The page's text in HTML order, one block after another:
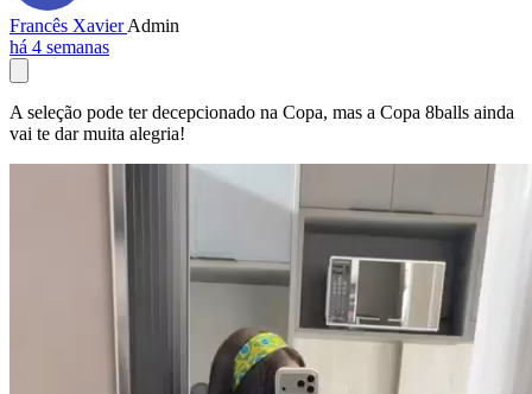
Francês XavierAdmin
há 4 semanas
A seleção pode ter decepcionado na Copa, mas a Copa 8balls ainda
vai te dar muita alegria!